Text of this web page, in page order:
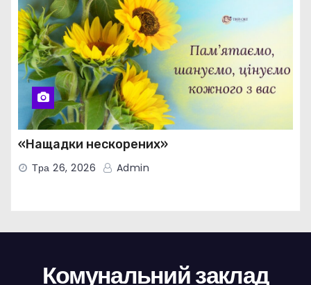
«Нащадки нескорених»
Тра 26, 2026 Admin
Комунальний заклад